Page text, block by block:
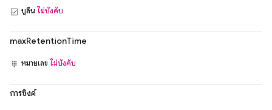
บูลีน ไม่บังคับ
maxRetentionTime
หมายเลข ไม่บังคับ
การซิงค์